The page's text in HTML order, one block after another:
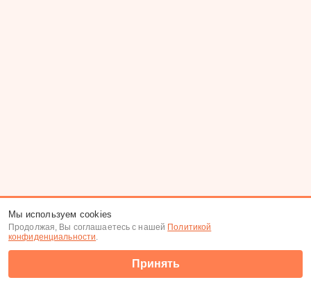
Мы используем cookies
Продолжая, Вы соглашаетесь с нашей Политикой
конфиденциальности.
Принять